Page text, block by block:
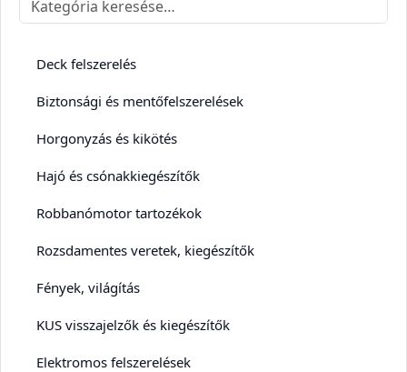
Deck felszerelés
Biztonsági és mentőfelszerelések
Horgonyzás és kikötés
Hajó és csónakkiegészítők
Robbanómotor tartozékok
Rozsdamentes veretek, kiegészítők
Fények, világítás
KUS visszajelzők és kiegészítők
Elektromos felszerelések